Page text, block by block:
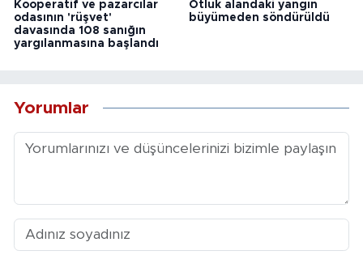
Kooperatif ve pazarcılar
odasının 'rüşvet'
davasında 108 sanığın
yargılanmasına başlandı
Otluk alandaki yangın
büyümeden söndürüldü
Yorumlar